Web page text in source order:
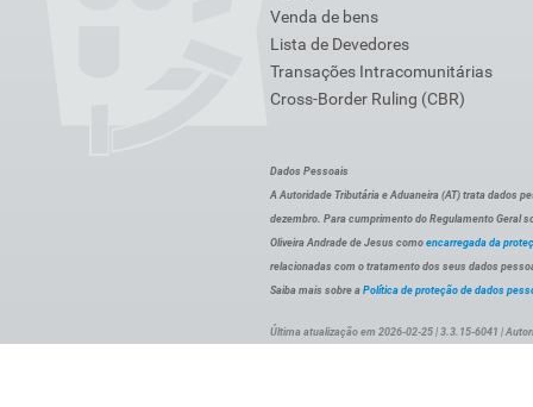
Venda de bens
Lista de Devedores
Transações Intracomunitárias
Cross-Border Ruling (CBR)
Dados Pessoais
A Autoridade Tributária e Aduaneira (AT) trata dados
dezembro. Para cumprimento do Regulamento Geral
Oliveira Andrade de Jesus como encarregada da
relacionadas com o tratamento dos seus dados
Saiba mais sobre a Política de proteção de dados
Última atualização em 2026-02-25 | 3.3.15-6041 |